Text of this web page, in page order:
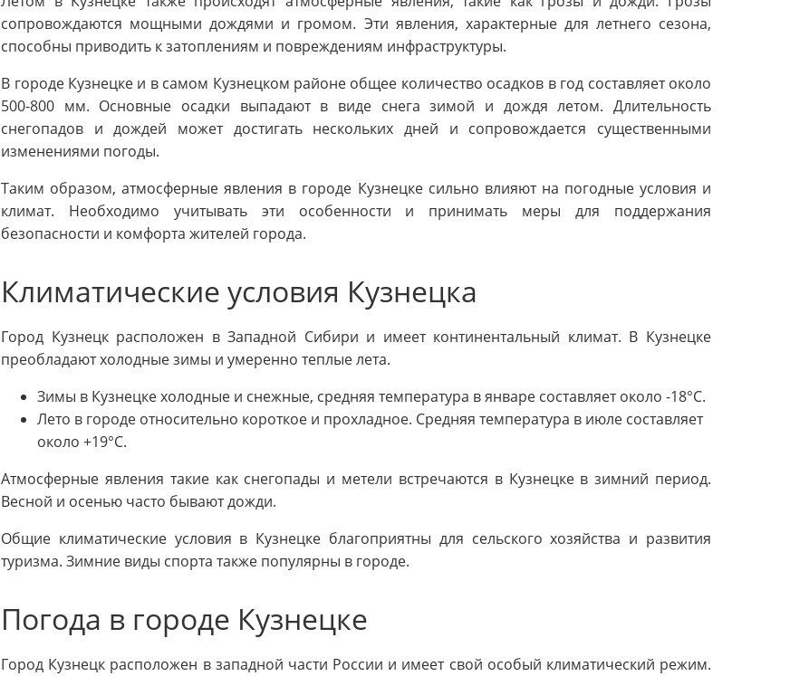
сопровождаются мощными дождями и громом. Эти явления, характерные для летнего сезона,
способны приводить к затоплениям и повреждениям инфраструктуры.
В городе Кузнецке и в самом Кузнецком районе общее количество осадков в год составляет около
500-800 мм. Основные осадки выпадают в виде снега зимой и дождя летом. Длительность
снегопадов и дождей может достигать нескольких дней и сопровождается существенными
изменениями погоды.
Таким образом, атмосферные явления в городе Кузнецке сильно влияют на погодные условия и
климат. Необходимо учитывать эти особенности и принимать меры для поддержания
безопасности и комфорта жителей города.
Климатические условия Кузнецка
Город Кузнецк расположен в Западной Сибири и имеет континентальный климат. В Кузнецке
преобладают холодные зимы и умеренно теплые лета.
Зимы в Кузнецке холодные и снежные, средняя температура в январе составляет около -18°C.
Лето в городе относительно короткое и прохладное. Средняя температура в июле составляет
около +19°C.
Атмосферные явления такие как снегопады и метели встречаются в Кузнецке в зимний период.
Весной и осенью часто бывают дожди.
Общие климатические условия в Кузнецке благоприятны для сельского хозяйства и развития
туризма. Зимние виды спорта также популярны в городе.
Погода в городе Кузнецке
Город Кузнецк расположен в западной части России и имеет свой особый климатический режим.